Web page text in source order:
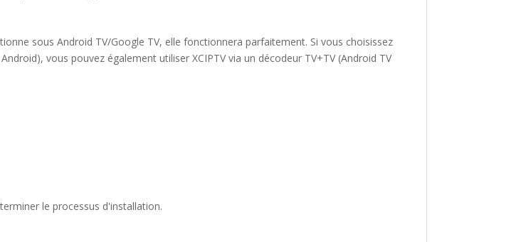
sous Android TV/Google TV, elle fonctionnera parfaitement. Si vous choisissez
vous pouvez également utiliser XCIPTV via un décodeur TV+TV (Android TV
le processus d'installation.